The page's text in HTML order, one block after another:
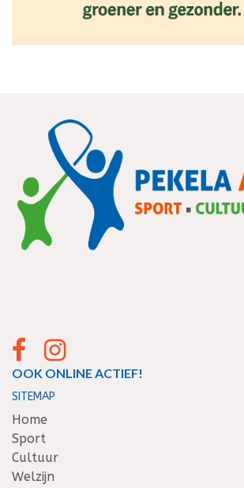
OOK ONLINE ACTIEF!
SITEMAP
Home
Sport
Cultuur
Welzijn